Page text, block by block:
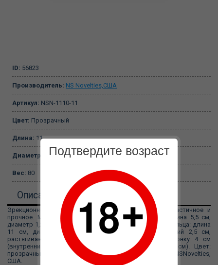
ID: 56823
Производитель: NS Novelties,США
Артикул: NSN-1110-11
Цвет: Прозрачный
Длина: 11
Диаметр: 4,5 см
Вес: 80
Описание
Эрекционное вибро-кольцо на пенис и мошонку. Эластичное и
прочное. Мощная водонепроницаемая вибро-пуля (длина 5,5 см,
диаметр 1,2 см) имеет 3 режима вибрации. Размеры кольца: длина
11 см, диаметр кольца на пенис 4,5 см (внутренний 2,5 см,
растягивается до 6 см), диаметр кольца на мошонку 4 см
(внутренний диаметр 1,8 см, раястягивается до 7 см). Цвет:
прозрачный. Материал: TPE-Elastomer. Производитель: NSNovelties,
США.
Подтвердите возраст